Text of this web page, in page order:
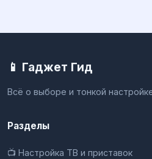
📱 Гаджет Гид
Всё о выборе и тонкой
Разделы
📺 Настройка ТВ и приставок